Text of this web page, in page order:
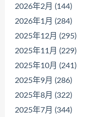
2026年2月 (144)
2026年1月 (284)
2025年12月 (295)
2025年11月 (229)
2025年10月 (241)
2025年9月 (286)
2025年8月 (322)
2025年7月 (344)